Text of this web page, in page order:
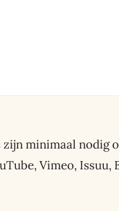
minimaal nodig
Vimeo,